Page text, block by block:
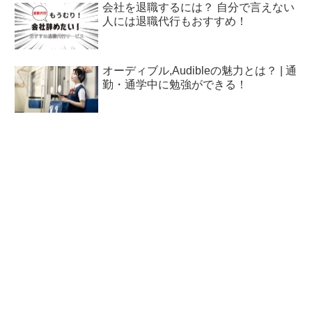
会社を退職するには？ 自分で言えない
人には退職代行もおすすめ！
オーディブル,Audibleの魅力とは？ | 通
勤・通学中に勉強ができる！